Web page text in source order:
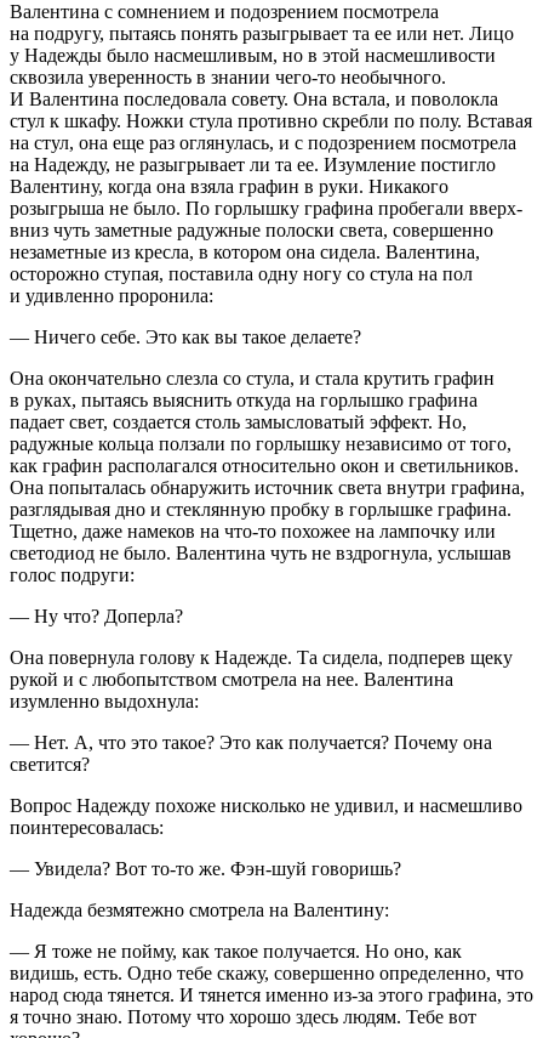
Валентина с сомнением и подозрением посмотрела
на подругу, пытаясь понять разыгрывает та ее или нет. Лицо
у Надежды было насмешливым, но в этой насмешливости
сквозила уверенность в знании чего-то необычного.
И Валентина последовала совету. Она встала, и поволокла
стул к шкафу. Ножки стула противно скребли по полу. Вставая
на стул, она еще раз оглянулась, и с подозрением посмотрела
на Надежду, не разыгрывает ли та ее. Изумление постигло
Валентину, когда она взяла графин в руки. Никакого
розыгрыша не было. По горлышку графина пробегали вверх-
вниз чуть заметные радужные полоски света, совершенно
незаметные из кресла, в котором она сидела. Валентина,
осторожно ступая, поставила одну ногу со стула на пол
и удивленно проронила:
— Ничего себе. Это как вы такое делаете?
Она окончательно слезла со стула, и стала крутить графин
в руках, пытаясь выяснить откуда на горлышко графина
падает свет, создается столь замысловатый эффект. Но,
радужные кольца ползали по горлышку независимо от того,
как графин располагался относительно окон и светильников.
Она попыталась обнаружить источник света внутри графина,
разглядывая дно и стеклянную пробку в горлышке графина.
Тщетно, даже намеков на что-то похожее на лампочку или
светодиод не было. Валентина чуть не вздрогнула, услышав
голос подруги:
— Ну что? Доперла?
Она повернула голову к Надежде. Та сидела, подперев щеку
рукой и с любопытством смотрела на нее. Валентина
изумленно выдохнула:
— Нет. А, что это такое? Это как получается? Почему она
светится?
Вопрос Надежду похоже нисколько не удивил, и насмешливо
поинтересовалась:
— Увидела? Вот то-то же. Фэн-шуй говоришь?
Надежда безмятежно смотрела на Валентину:
— Я тоже не пойму, как такое получается. Но оно, как
видишь, есть. Одно тебе скажу, совершенно определенно, что
народ сюда тянется. И тянется именно из-за этого графина, это
я точно знаю. Потому что хорошо здесь людям. Тебе вот